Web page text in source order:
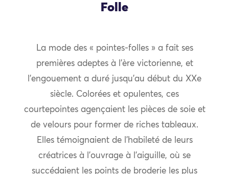
Folle
La mode des « pointes-folles » a fait ses
premières adeptes à l’ère victorienne, et
l’engouement a duré jusqu’au début du XXe
siècle. Colorées et opulentes, ces
courtepointes agençaient les pièces de soie et
de velours pour former de riches tableaux.
Elles témoignaient de l’habileté de leurs
créatrices à l’ouvrage à l’aiguille, où se
succédaient les points de broderie les plus